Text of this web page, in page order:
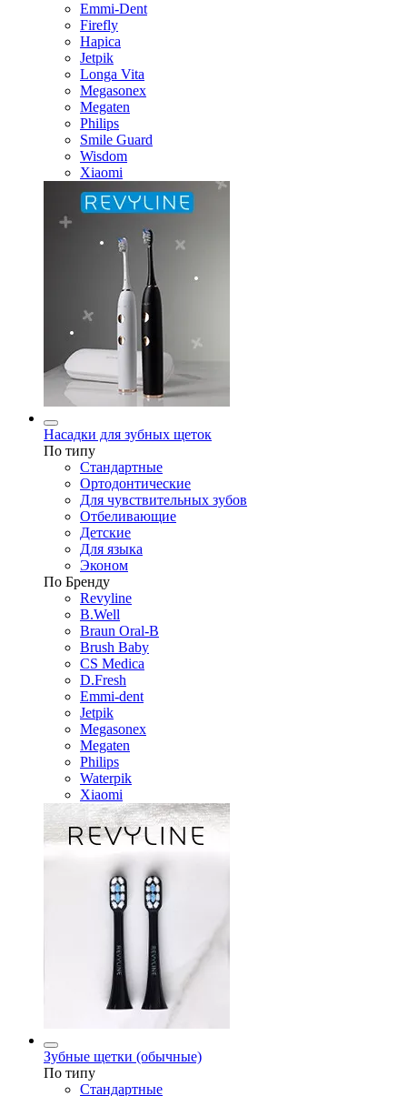
Emmi-Dent
Firefly
Hapica
Jetpik
Longa Vita
Megasonex
Megaten
Philips
Smile Guard
Wisdom
Xiaomi
Насадки для зубных щеток
По типу
Стандартные
Ортодонтические
Для чувствительных зубов
Отбеливающие
Детские
Для языка
Эконом
По Бренду
Revyline
B.Well
Braun Oral-B
Brush Baby
CS Medica
D.Fresh
Emmi-dent
Jetpik
Megasonex
Megaten
Philips
Waterpik
Xiaomi
Зубные щетки (обычные)
По типу
Стандартные